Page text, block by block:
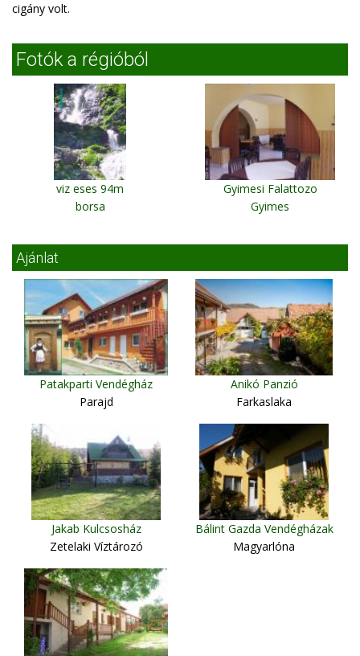
cigány volt.
Fotók a régióból
viz eses 94m
borsa
Gyimesi Falattozo
Gyimes
Ajánlat
Patakparti Vendégház
Parajd
Anikó Panzió
Farkaslaka
Jakab Kulcsosház
Zetelaki Víztározó
Bálint Gazda Vendégházak
Magyarlóna